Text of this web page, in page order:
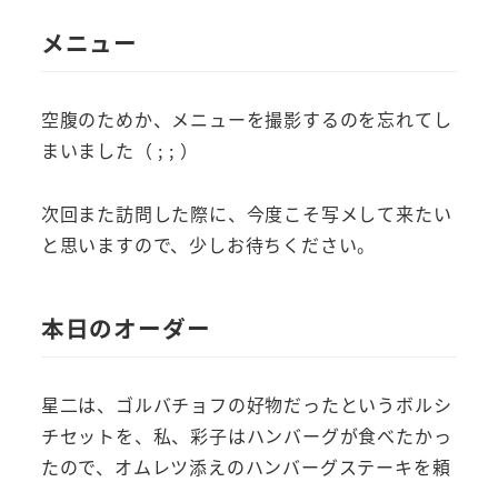
メニュー
空腹のためか、メニューを撮影するのを忘れてし
まいました（ ; ; ）
次回また訪問した際に、今度こそ写メして来たい
と思いますので、少しお待ちください。
本日のオーダー
星二は、ゴルバチョフの好物だったというボルシ
チセットを、私、彩子はハンバーグが食べたかっ
たので、オムレツ添えのハンバーグステーキを頼